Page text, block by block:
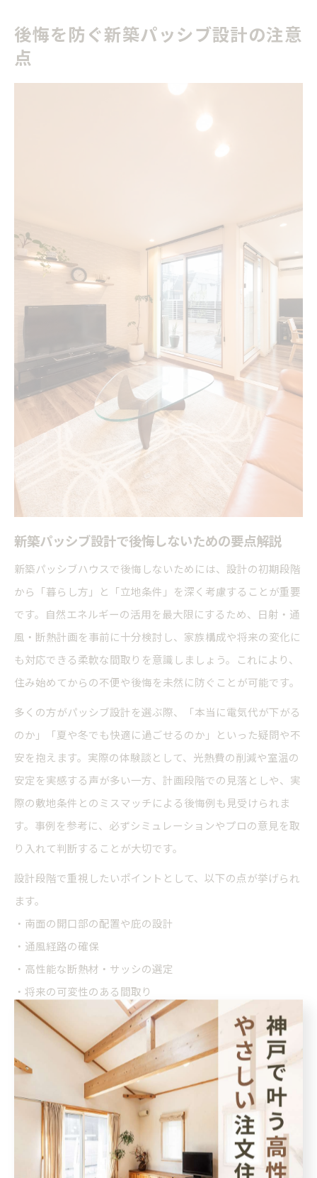
後悔を防ぐ新築パッシブ設計の注意
点
新築パッシブ設計で後悔しないための要点解説
新築パッシブハウスで後悔しないためには、設計の初期段階
から「暮らし方」と「立地条件」を深く考慮することが重要
です。自然エネルギーの活用を最大限にするため、日射・通
風・断熱計画を事前に十分検討し、家族構成や将来の変化に
も対応できる柔軟な間取りを意識しましょう。これにより、
住み始めてからの不便や後悔を未然に防ぐことが可能です。
多くの方がパッシブ設計を選ぶ際、「本当に電気代が下がる
のか」「夏や冬でも快適に過ごせるのか」といった疑問や不
安を抱えます。実際の体験談として、光熱費の削減や室温の
安定を実感する声が多い一方、計画段階での見落としや、実
際の敷地条件とのミスマッチによる後悔例も見受けられま
す。事例を参考に、必ずシミュレーションやプロの意見を取
り入れて判断することが大切です。
設計段階で重視したいポイントとして、以下の点が挙げられ
ます。
・南面の開口部の配置や庇の設計
・通風経路の確保
・高性能な断熱材・サッシの選定
・将来の可変性のある間取り
これらを意識することで、後悔しない新築パッシブハウスづ
くりにつながります。
断熱性と気密性にこだわる新築設計のコツ
新築パッシブハウスの快適性は、断熱性と気密性の高さが大
きく影響します。断熱材の厚みや性能、窓のトリプルガラス
化、気密施工の丁寧さなど、細部にわたる配慮が必要不可欠